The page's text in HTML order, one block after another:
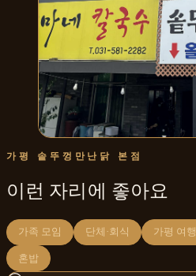
가평 솥뚜껑만난닭 본점
이런 자리에 좋아요
가족 모임 단체·회식 가평 여행
혼밥